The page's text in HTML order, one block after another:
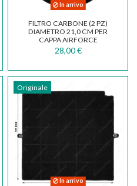
In arrivo
FILTRO CARBONE (2 PZ)
DIAMETRO 21,0 CM PER
CAPPA AIRFORCE
AFFCALN2CS
28,00 €
Originale
In arrivo